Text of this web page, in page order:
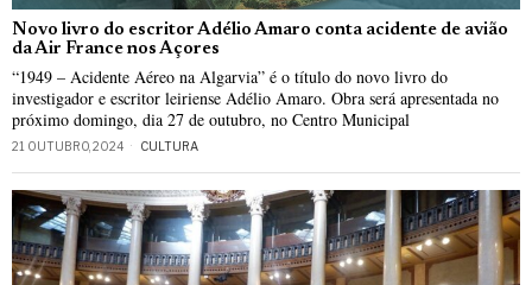
Novo livro do escritor Adélio Amaro conta acidente de avião
da Air France nos Açores
“1949 – Acidente Aéreo na Algarvia” é o título do novo livro do
investigador e escritor leiriense Adélio Amaro. Obra será apresentada no
próximo domingo, dia 27 de outubro, no Centro Municipal
21 OUTUBRO, 2024 CULTURA